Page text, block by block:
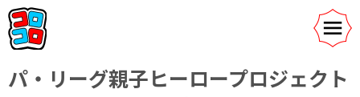
パ・リーグ親子ヒーロープロジェクト